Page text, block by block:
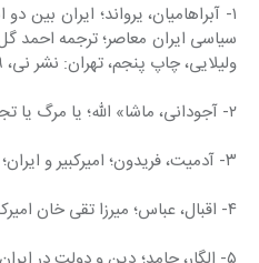
۱- آبراهامیان، یرواند؛ ایران بین
سیاسی ایران معاصر؛ ترجمه احمد
ولیلایی، چاپ پنجم، تهران: نشر نی، ۱۳۷۹
۲- آجودانی، ماشا» الله؛ یا مرگ یا تجدد؛ تهران: اختران، ۱۳۸۳
۳- آدمیت، فریدون؛ امیرکبیر و ایران؛ تهران: خوارزمی، ۲۵۳۵
۴- اقبال، عباس؛ میرزا تقی خان امیرکبیر؛ تهران: طوس، ۱۳۵۵